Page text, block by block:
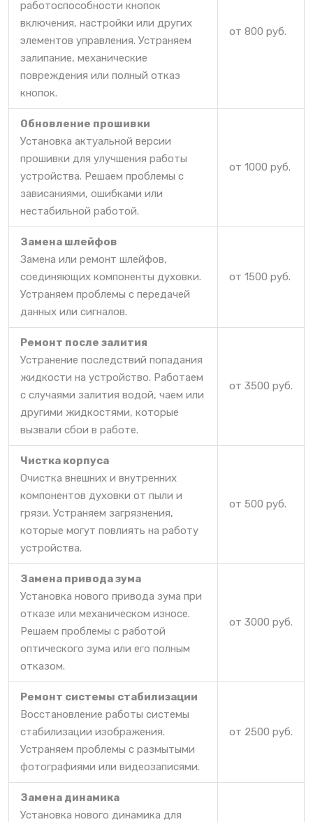
работоспособности кнопок
включения, настройки или других
элементов управления. Устраняем
залипание, механические
повреждения или полный отказ
кнопок.
от 800 руб.
Обновление прошивки
Установка актуальной версии
прошивки для улучшения работы
устройства. Решаем проблемы с
зависаниями, ошибками или
нестабильной работой.
от 1000 руб.
Замена шлейфов
Замена или ремонт шлейфов,
соединяющих компоненты духовки.
Устраняем проблемы с передачей
данных или сигналов.
от 1500 руб.
Ремонт после залития
Устранение последствий попадания
жидкости на устройство. Работаем
с случаями залития водой, чаем или
другими жидкостями, которые
вызвали сбои в работе.
от 3500 руб.
Чистка корпуса
Очистка внешних и внутренних
компонентов духовки от пыли и
грязи. Устраняем загрязнения,
которые могут повлиять на работу
устройства.
от 500 руб.
Замена привода зума
Установка нового привода зума при
отказе или механическом износе.
Решаем проблемы с работой
оптического зума или его полным
отказом.
от 3000 руб.
Ремонт системы стабилизации
Восстановление работы системы
стабилизации изображения.
Устраняем проблемы с размытыми
фотографиями или видеозаписями.
от 2500 руб.
Замена динамика
Установка нового динамика для